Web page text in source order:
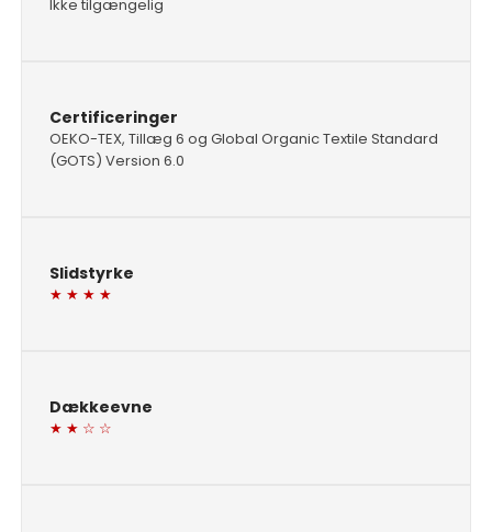
Ikke tilgængelig
Certificeringer
OEKO-TEX, Tillæg 6 og Global Organic Textile Standard
(GOTS) Version 6.0
Slidstyrke
★ ★ ★ ★
Dækkeevne
★ ★ ☆ ☆